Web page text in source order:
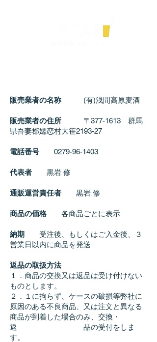
販売業者の名称(有)浅間高原麦酒
販売業者の住所 〒377-1613 群馬
県吾妻郡嬬恋村大笹2193-27
電話番号 0279-96-1403
代表者 黒岩 修
通販運営責任者 黒岩 修
商品の価格各商品ごとに表示
納期
受注後、もしくはご入金後、３
営業日以内に商品を発送
返品の取扱方法
１．商品の交換又は返品は受け付けない
ものとします。
２．１に拘らず、ケースの破損等弊社に
原因のある不良商品、又は注文と異なる
商品が到着した場合のみ、交換・
返 品の受付をしま
す。